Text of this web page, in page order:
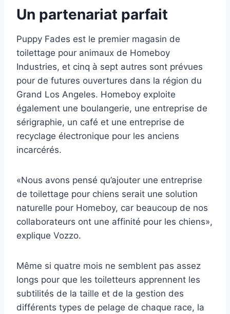
Un partenariat parfait
Puppy Fades est le premier magasin de
toilettage pour animaux de Homeboy
Industries, et cinq à sept autres sont prévues
pour de futures ouvertures dans la région du
Grand Los Angeles. Homeboy exploite
également une boulangerie, une entreprise de
sérigraphie, un café et une entreprise de
recyclage électronique pour les anciens
incarcérés.
«Nous avons pensé qu’ajouter une entreprise
de toilettage pour chiens serait une solution
naturelle pour Homeboy, car beaucoup de nos
collaborateurs ont une affinité pour les chiens»,
explique Vozzo.
Même si quatre mois ne semblent pas assez
longs pour que les toiletteurs apprennent les
subtilités de la taille et de la gestion des
différents types de pelage de chaque race, la